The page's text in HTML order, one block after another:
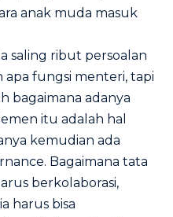
anak muda masuk
saling ribut persoalan
apa fungsi menteri, tapi
bagaimana adanya
itu adalah hal
kemudian ada
Bagaimana tata
berkolaborasi,
harus bisa